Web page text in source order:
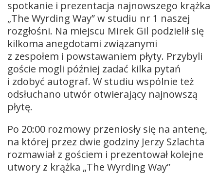
spotkanie i prezentacja najnowszego krążka
„The Wyrding Way” w studiu nr 1 naszej
rozgłośni. Na miejscu Mirek Gil podzielił się
kilkoma anegdotami związanymi
z zespołem i powstawaniem płyty. Przybyli
goście mogli później zadać kilka pytań
i zdobyć autograf. W studiu wspólnie też
odsłuchano utwór otwierający najnowszą
płytę.
Po 20:00 rozmowy przeniosły się na antenę,
na której przez dwie godziny Jerzy Szlachta
rozmawiał z gościem i prezentował kolejne
utwory z krążka „The Wyrding Way”